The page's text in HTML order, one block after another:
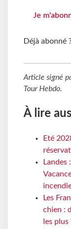
Je
Déjà abonné
Article signé
Tour Hebdo.
À lire
Eté
Les
chien :
les